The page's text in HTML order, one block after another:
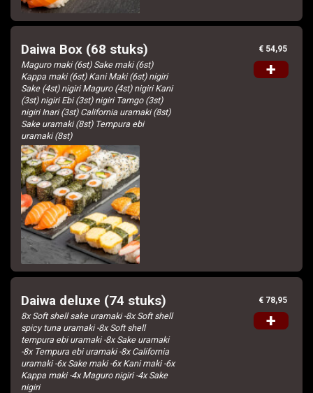
Daiwa Box (68 stuks)
Maguro maki (6st) Sake maki (6st)
Kappa maki (6st) Kani Maki (6st) nigiri
Sake (4st) nigiri Maguro (4st) nigiri Kani
(3st) nigiri Ebi (3st) nigiri Tamgo (3st)
nigiri Inari (3st) California uramaki (8st)
Sake uramaki (8st) Tempura ebi
uramaki (8st)
€ 54,95
+
Daiwa deluxe (74 stuks)
8x Soft shell sake uramaki -8x Soft shell
spicy tuna uramaki -8x Soft shell
tempura ebi uramaki -8x Sake uramaki
-8x Tempura ebi uramaki -8x California
uramaki -6x Sake maki -6x Kani maki -6x
Kappa maki -4x Maguro nigiri -4x Sake
nigiri
€ 78,95
+